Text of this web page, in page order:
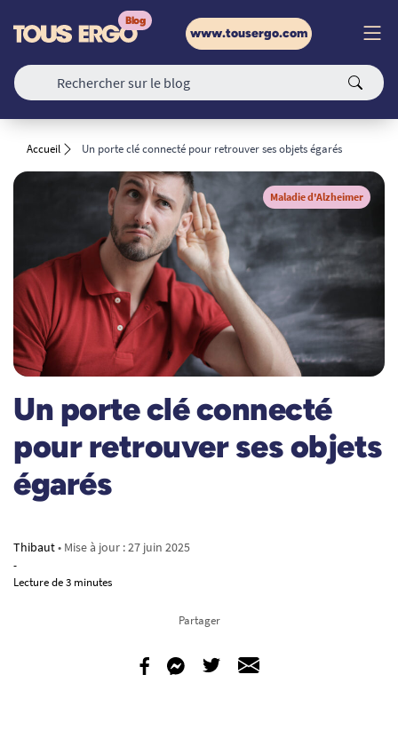
www.tousergo.com
Accueil Un porte clé connecté pour retrouver ses objets égarés
Un porte clé connecté
pour retrouver ses objets
égarés
Thibaut• Mise à jour :27 juin 2025
-
Lecture de 3 minutes
Partager
Maladie d'Alzheimer